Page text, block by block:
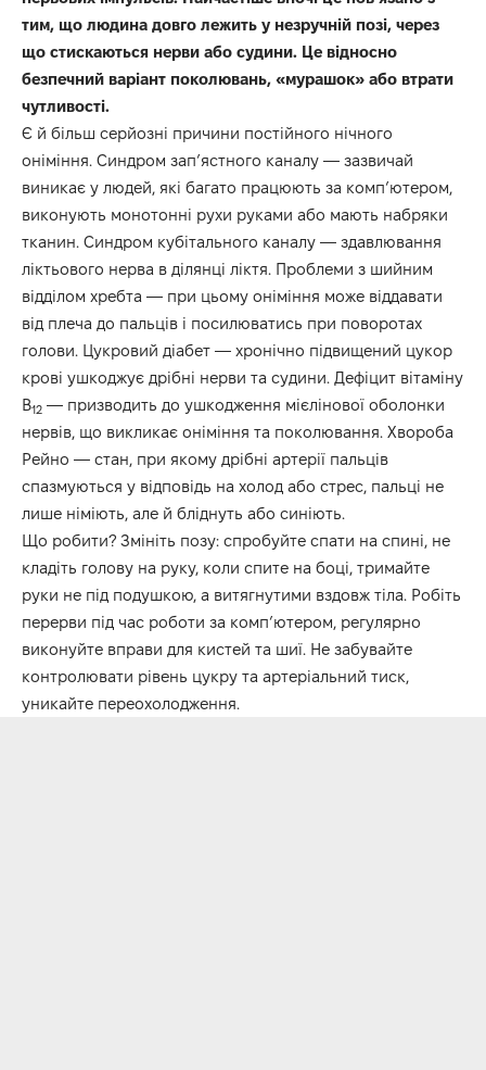
тим, що людина довго лежить у незручній позі, через
що стискаються нерви або судини. Це відносно
безпечний варіант поколювань, «мурашок» або втрати
чутливості.
Є й більш серйозні причини постійного нічного
оніміння. Синдром зап’ястного каналу — зазвичай
виникає у людей, які багато працюють за комп’ютером,
виконують монотонні рухи руками або мають набряки
тканин. Синдром кубітального каналу — здавлювання
ліктьового нерва в ділянці ліктя. Проблеми з шийним
відділом хребта — при цьому оніміння може віддавати
від плеча до пальців і посилюватись при поворотах
голови. Цукровий діабет — хронічно підвищений цукор
крові ушкоджує дрібні нерви та судини. Дефіцит вітаміну
B12 — призводить до ушкодження мієлінової оболонки
нервів, що викликає оніміння та поколювання. Хвороба
Рейно — стан, при якому дрібні артерії пальців
спазмуються у відповідь на холод або стрес, пальці не
лише німіють, але й бліднуть або синіють.
Що робити? Змініть позу: спробуйте спати на спині, не
кладіть голову на руку, коли спите на боці, тримайте
руки не під подушкою, а витягнутими вздовж тіла. Робіть
перерви під час роботи за комп’ютером, регулярно
виконуйте вправи для кистей та шиї. Не забувайте
контролювати рівень цукру та артеріальний тиск,
уникайте переохолодження.